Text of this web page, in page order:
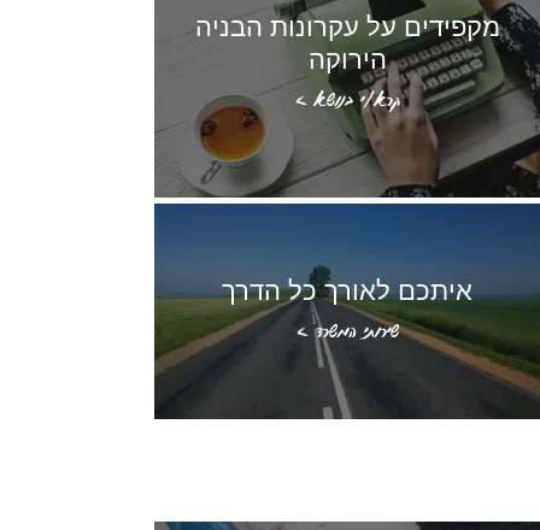
מקפידים על עקרונות הבניה
הירוקה
קרא/י בנושא >
איתכם לאורך כל הדרך
שירותי המשרד >